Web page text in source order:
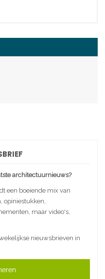
architectuurnieuws?
een boeiende mix van
opiniestukken,
maar video's,
nieuwsbrieven in